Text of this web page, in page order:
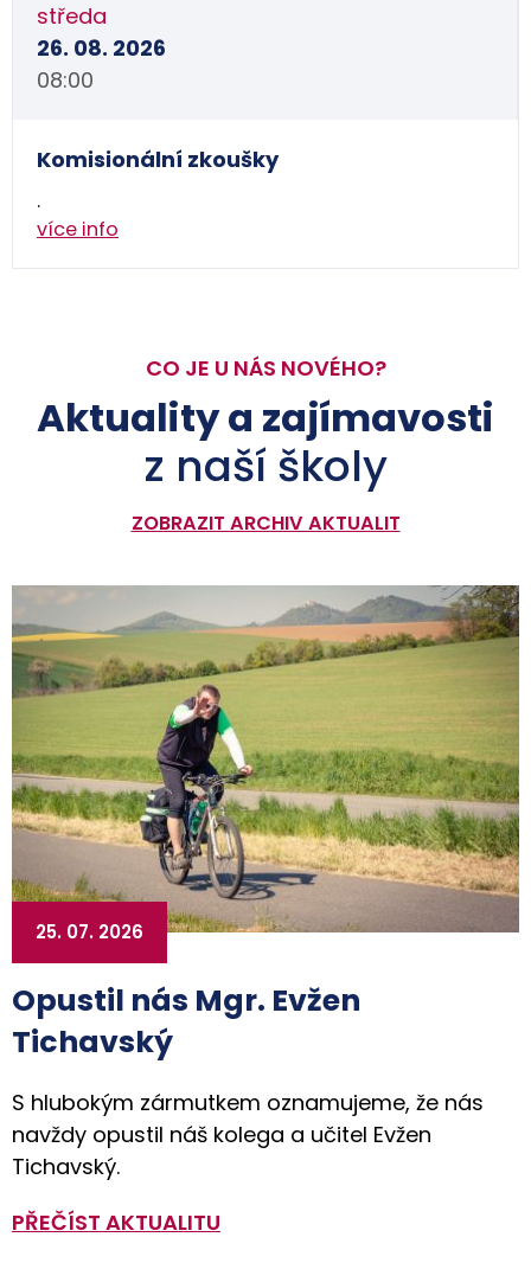
středa
26. 08. 2026
08:00
Komisionální zkoušky
.
více info
CO JE U NÁS NOVÉHO?
Aktuality a zajímavosti
z naší školy
ZOBRAZIT ARCHIV AKTUALIT
Opustil nás Mgr. Evžen
Tichavský
25. 07. 2026
S hlubokým zármutkem oznamujeme, že nás
navždy opustil náš kolega a učitel Evžen
Tichavský.
PŘEČÍST AKTUALITU